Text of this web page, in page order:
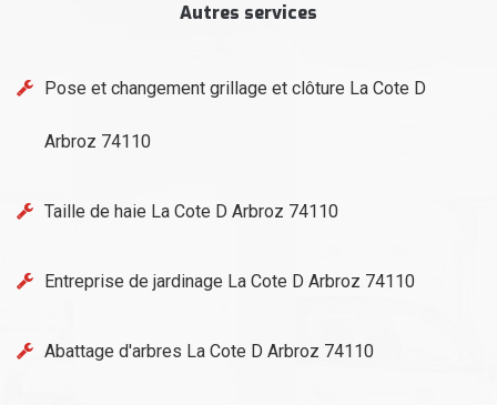
Autres services
Pose et changement grillage et clôture La Cote D
Arbroz 74110
Taille de haie La Cote D Arbroz 74110
Entreprise de jardinage La Cote D Arbroz 74110
Abattage d'arbres La Cote D Arbroz 74110